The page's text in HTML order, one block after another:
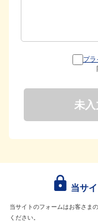
プラ
当サ
当サイトのフォームはお客さま
ください。